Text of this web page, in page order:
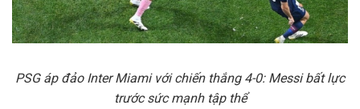
PSG áp đảo Inter Miami với chiến thắng 4-0: Messi bất lực
trước sức mạnh tập thể